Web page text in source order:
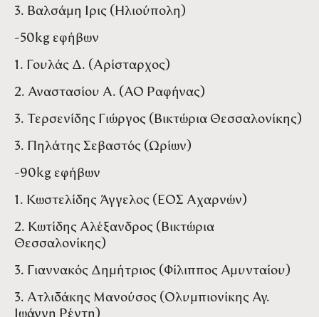
3. Βαλσάμη Ιρις (Ηλιούπολη)
-50kg εφήβων
1. Γουλάς Δ. (Αρίσταρχος)
2. Αναστασίου Α. (ΑΟ Ραφήνας)
3. Τερσενίδης Γιώργος (Βικτώρια Θεσσαλονίκης)
3. Πηλάτης Σεβαστός (Ωρίων)
-90kg εφήβων
1. Κωστελίδης Άγγελος (ΕΟΣ Αχαρνών)
2. Κωτίδης Αλέξανδρος (Βικτώρια
Θεσσαλονίκης)
3. Γιαννακός Δημήτριος (Φίλιππος Αμυνταίου)
3. Ατλιδάκης Μανούσος (Ολυμπιονίκης Αγ.
Ιωάννη Ρέντη)